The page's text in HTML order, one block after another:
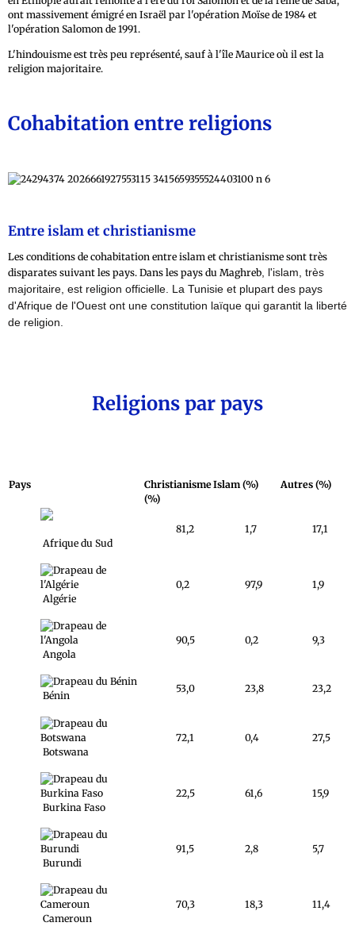
ont massivement émigré en Israël par l'opération Moïse de 1984 et
l'opération Salomon de 1991.
L'hindouisme est très peu représenté, sauf à l'île Maurice où il est la
religion majoritaire.
Cohabitation entre religions
Entre islam et christianisme
Les conditions de cohabitation entre islam et christianisme sont très
disparates suivant les pays. Dans les pays du Maghreb , l'islam, très
majoritaire, est religion officielle . La Tunisie et plupart des pays
d'Afrique de l'Ouest ont une constitution laïque qui garantit la liberté
de religion.
Religions par pays
Pays
Christianisme
(%)
Islam (%) Autres (%)
Afrique du Sud
81,2 1,7 17,1
Algérie
0,2 97,9 1,9
Angola
90,5 0,2 9,3
Bénin
53,0 23,8 23,2
Botswana
72,1 0,4 27,5
Burkina Faso
22,5 61,6 15,9
Burundi
91,5 2,8 5,7
Cameroun
70,3 18,3 11,4